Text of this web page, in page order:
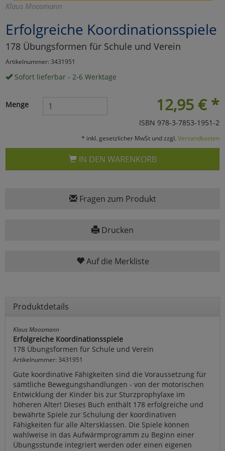
Klaus Moosmann
Erfolgreiche Koordinationsspiele
178 Übungsformen für Schule und Verein
Artikelnummer: 3431951
Sofort lieferbar - 2-6 Werktage
12,95 € *
Menge
ISBN 978-3-7853-1951-2
* inkl. gesetzlicher MwSt und zzgl. Versandkosten
IN DEN WARENKORB
Fragen zum Produkt
Drucken
Auf die Merkliste
Produktdetails
Klaus Moosmann
Erfolgreiche Koordinationsspiele
178 Übungsformen für Schule und Verein
Artikelnummer: 3431951
Gute koordinative Fähigkeiten sind die Voraussetzung für
sämtliche Bewegungshandlungen - von der motorischen
Entwicklung der Kinder bis zur Sturzprophylaxe im
höheren Alter! Dieses Buch enthält 178 erfolgreiche und
bewährte Spiele zur Schulung der koordinativen
Fähigkeiten für alle Altersklassen. Die Spiele können
wahlweise in das Aufwärmprogramm zu Beginn einer
Übungsstunde integriert werden oder einen eigenen
Umfragetools
Cookies
Alle Akzeptieren
zu Haupptseite